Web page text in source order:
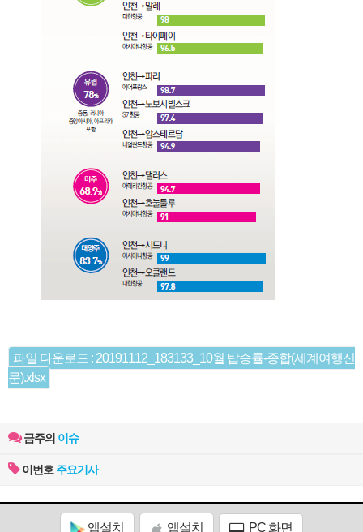
파일 다운로드 : 20191112_183133_10월 탑승률-종합(세계여행신
문).xlsx
금주의 이슈
이번호 주요기사
앱설치 앱설치 PC 화면